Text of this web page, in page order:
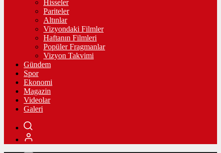
Hisseler
Pariteler
Altınlar
Vizyondaki Filmler
Haftanın Filmleri
Popüler Fragmanlar
Vizyon Takvimi
Gündem
Spor
Ekonomi
Magazin
Videolar
Galeri